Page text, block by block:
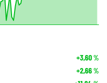
+3,60%
+2,66%